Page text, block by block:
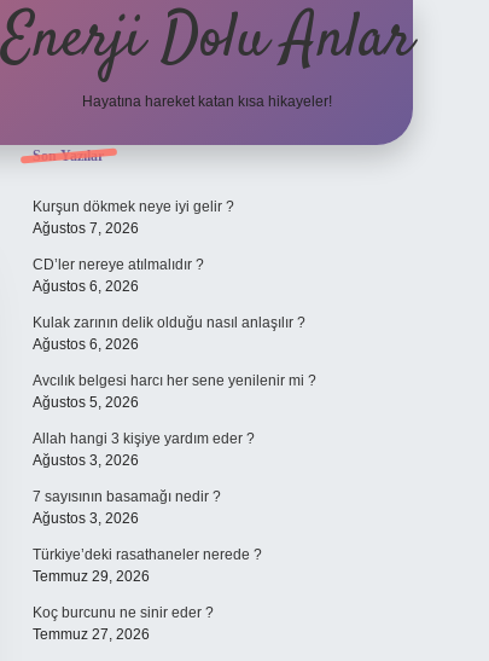
Enerji Dolu Anlar
Hayatına hareket katan kısa hikayeler!
Sidebar
Son Yazılar
Kurşun dökmek neye iyi gelir ?
Ağustos 7, 2026
CD’ler nereye atılmalıdır ?
Ağustos 6, 2026
Kulak zarının delik olduğu nasıl anlaşılır ?
Ağustos 6, 2026
Avcılık belgesi harcı her sene yenilenir mi ?
Ağustos 5, 2026
Allah hangi 3 kişiye yardım eder ?
Ağustos 3, 2026
7 sayısının basamağı nedir ?
Ağustos 3, 2026
Türkiye’deki rasathaneler nerede ?
Temmuz 29, 2026
Koç burcunu ne sinir eder ?
Temmuz 27, 2026